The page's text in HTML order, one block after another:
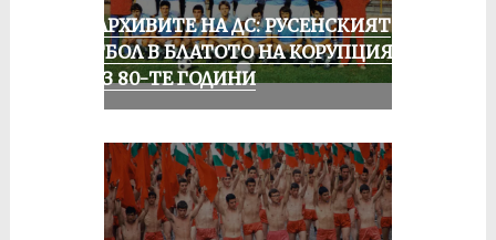
ИЗ АРХИВИТЕ НА ДС: РУСЕНСКИЯТ
ФУТБОЛ В БЛАТОТО НА КОРУПЦИЯТА
ПРЕЗ 80-ТЕ ГОДИНИ